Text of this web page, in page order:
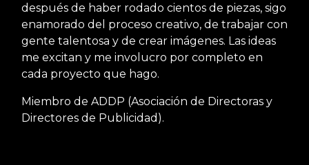
después de haber rodado cientos de piezas, sigo
enamorado del proceso creativo, de trabajar con
gente talentosa y de crear imágenes. Las ideas
me excitan y me involucro por completo en
cada proyecto que hago.
Miembro de ADDP (Asociación de Directoras y
Directores de Publicidad).